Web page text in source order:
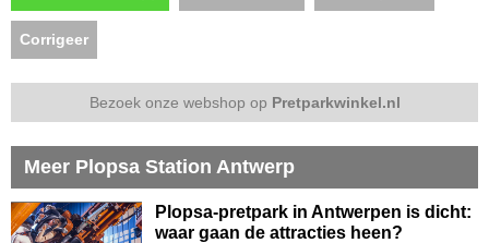
Corrigeer
Bezoek onze webshop op Pretparkwinkel.nl
Meer Plopsa Station Antwerp
Plopsa-pretpark in Antwerpen is dicht:
waar gaan de attracties heen?